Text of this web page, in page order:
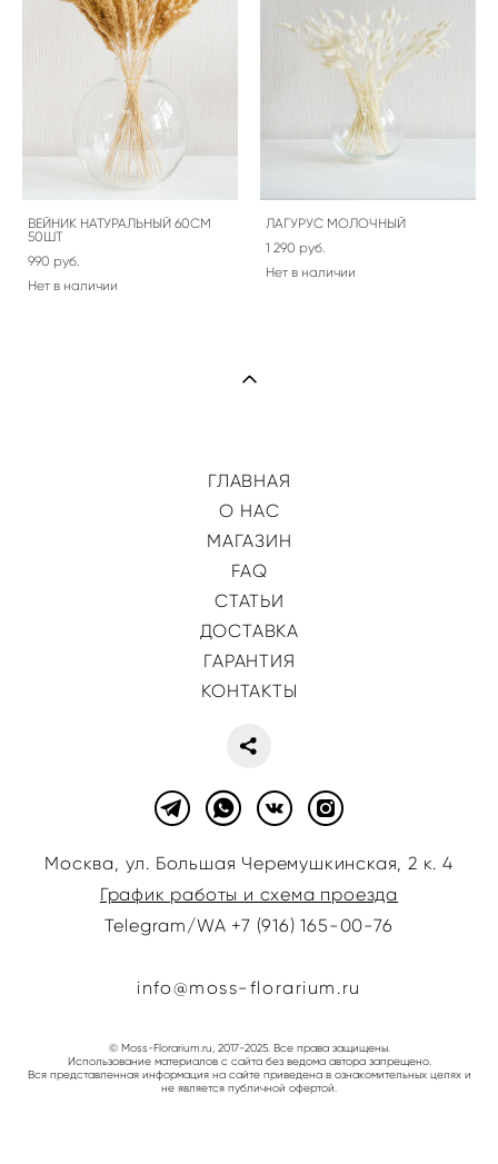
ВЕЙНИК НАТУРАЛЬНЫЙ 60СМ
50ШТ
990 pуб.
Нет в наличии
ЛАГУРУС МОЛОЧНЫЙ
1 290 pуб.
Нет в наличии
ГЛАВНАЯ
О НАС
МАГАЗИН
FAQ
СТАТЬИ
ДОСТАВКА
ГАРАНТИЯ
КОНТАКТЫ
Москва, ул. Большая Черемушкинская, 2 к. 4
График работы и схема проезда
Telegram/WA +7 (916) 165-00-76
info@moss-florarium.ru
© Moss-Florarium.ru, 2017-2025. Все права защищены.
Использование материалов с сайта без ведома автора запрещено.
Вся представленная информация на сайте приведена в ознакомительных целях и
не является публичной офертой.